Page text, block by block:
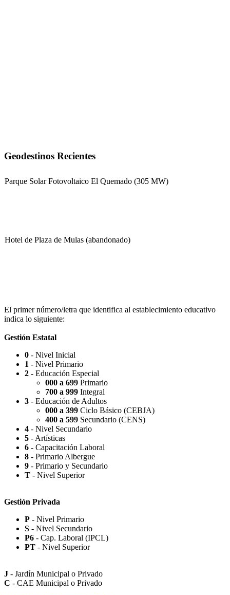
Geodestinos Recientes
Parque Solar Fotovoltaico El Quemado (305 MW)
Hotel de Plaza de Mulas (abandonado)
Capilla Beato Carlo Acutis (en construcción)
Patio del Centro
Rotonda Paso
Paseo Virgen de la Carrodilla - Patrona de los Viñedos
El primer número/letra que identifica al establecimiento educativo
indica lo siguiente:
Gestión Estatal
0 - Nivel Inicial
1 - Nivel Primario
2 - Educación Especial
000 a 699 Primario
700 a 999 Integral
3 - Educación de Adultos
000 a 399 Ciclo Básico (CEBJA)
400 a 599 Secundario (CENS)
4 - Nivel Secundario
5 - Artísticas
6 - Capacitación Laboral
8 - Primario Albergue
9 - Primario y Secundario
T - Nivel Superior
Gestión Privada
P - Nivel Primario
S - Nivel Secundario
P6 - Cap. Laboral (IPCL)
PT - Nivel Superior
J - Jardín Municipal o Privado
C - CAE Municipal o Privado